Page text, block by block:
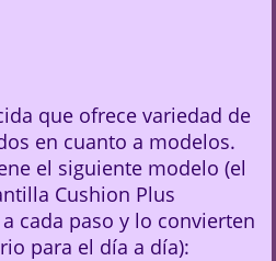
que ofrece variedad de
en cuanto a modelos.
el siguiente modelo (el
Cushion Plus
cada paso y lo convierten
para el día a día):